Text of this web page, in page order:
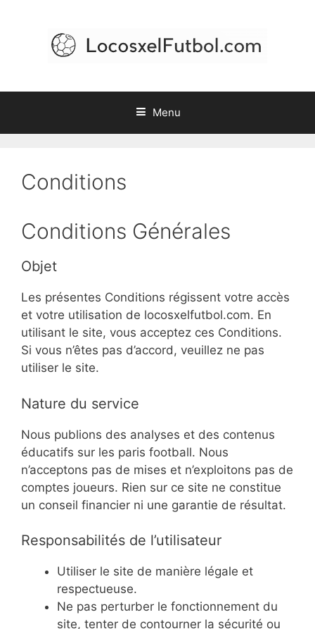
Menu
Conditions
Conditions Générales
Objet
Les présentes Conditions régissent votre accès
et votre utilisation de locosxelfutbol.com. En
utilisant le site, vous acceptez ces Conditions.
Si vous n’êtes pas d’accord, veuillez ne pas
utiliser le site.
Nature du service
Nous publions des analyses et des contenus
éducatifs sur les paris football. Nous
n’acceptons pas de mises et n’exploitons pas de
comptes joueurs. Rien sur ce site ne constitue
un conseil financier ni une garantie de résultat.
Responsabilités de l’utilisateur
Utiliser le site de manière légale et
respectueuse.
Ne pas perturber le fonctionnement du
site, tenter de contourner la sécurité ou